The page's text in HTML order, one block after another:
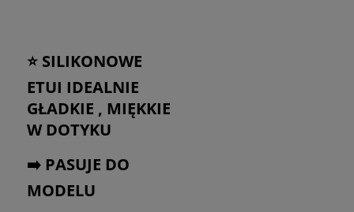
⭐ SILIKONOWE
ETUI IDEALNIE
GŁADKIE , MIĘKKIE
W DOTYKU
➡️ PASUJE DO
MODELU